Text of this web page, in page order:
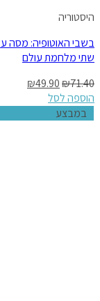
היסטוריה
בשבי האוטופיה: מסה
שתי מלחמת עולם
₪71.40
₪49.90
הוספה לסל
במבצע